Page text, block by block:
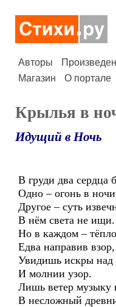
Авторы
Магазин
О портале
Крылья в
Идущий в Ночь
В груди два сердца
Одно – огонь в
Другое – суть
В нём света не ищи.
Но в каждом –
Едва направив взор,
Увидишь искры над
И молнии узор.
Лишь ветер музыку
В несложный